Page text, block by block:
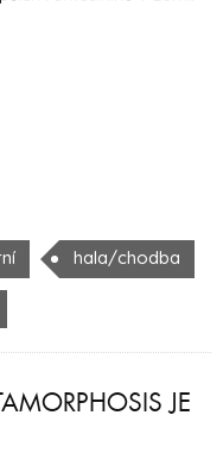
hala/chodba
JE